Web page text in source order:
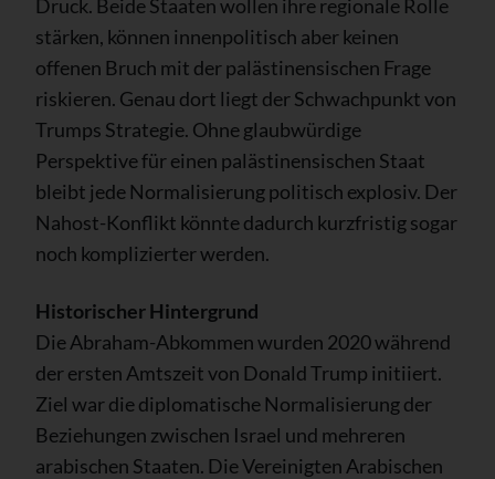
Druck. Beide Staaten wollen ihre regionale Rolle
stärken, können innenpolitisch aber keinen
offenen Bruch mit der palästinensischen Frage
riskieren. Genau dort liegt der Schwachpunkt von
Trumps Strategie. Ohne glaubwürdige
Perspektive für einen palästinensischen Staat
bleibt jede Normalisierung politisch explosiv. Der
Nahost-Konflikt könnte dadurch kurzfristig sogar
noch komplizierter werden.
Historischer Hintergrund
Die Abraham-Abkommen wurden 2020 während
der ersten Amtszeit von Donald Trump initiiert.
Ziel war die diplomatische Normalisierung der
Beziehungen zwischen Israel und mehreren
arabischen Staaten. Die Vereinigten Arabischen